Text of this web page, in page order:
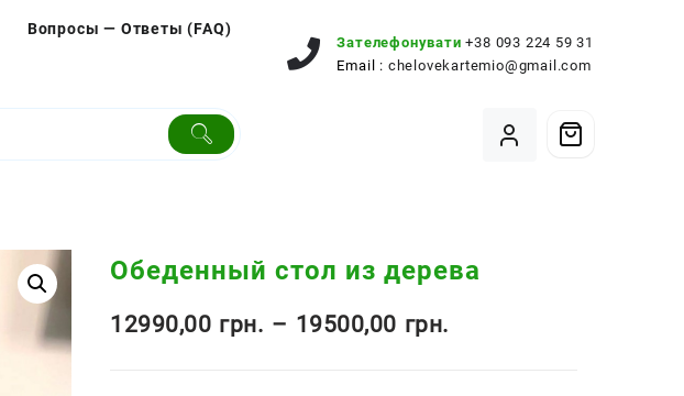
Вопросы — Ответы (FAQ)
Зателефонувати +38 093 224 59 31
Email : chelovekartemio@gmail.com
Обеденный стол из дерева
12990,00 грн. – 19500,00 грн.